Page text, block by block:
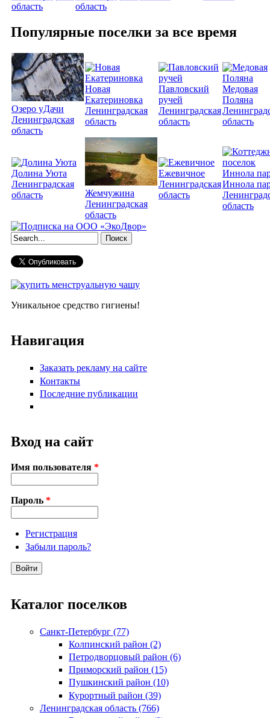
область
область
Популярные поселки за все время
Озеро уДачи
Ленинградская
область
Новая
Екатериновка
Ленинградская
область
Павловский
ручей
Ленинградская
область
Медовая
Поляна
область
Долина Уюта
Ленинградская
область
Жемчужина
Ленинградская
область
Ежевичное
Ленинградская
область
Иннола
область
Форма поиска
Уникальное средство гигиены!
Навигация
Заказать рекламу на сайте
Контакты
Последние публикации
Вход на сайт
Имя пользователя *
Пароль *
Регистрация
Забыли пароль?
Каталог поселков
Санкт-Петербург (77)
Колпинский район (2)
Петродворцовый район (6)
Приморский район (15)
Пушкинский район (10)
Курортный район (39)
Ленинградская область (766)